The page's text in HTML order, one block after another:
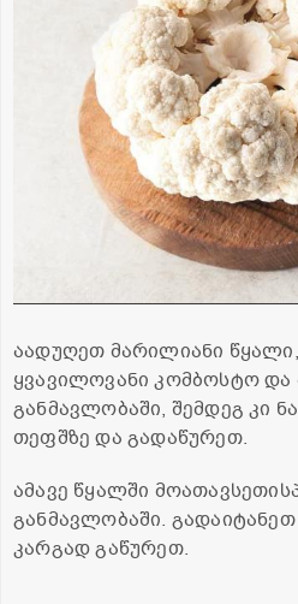
აადუღეთ მარილიანი
ყვავილოვანი კომბოსტო და
განმავლობაში, შემდეგ კი
თეფშზე და გადაწურეთ.
ამავე წყალში
განმავლობაში.
კარგად გაწურეთ.